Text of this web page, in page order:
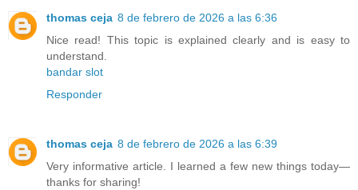
thomas ceja 8 de febrero de 2026 a las 6:36
Nice read! This topic is explained clearly and is easy to
understand.
bandar slot
Responder
thomas ceja 8 de febrero de 2026 a las 6:39
Very informative article. I learned a few new things today—
thanks for sharing!